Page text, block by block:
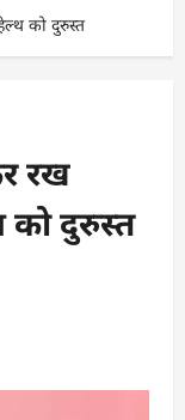
को दुरुस्त
रख
दुरुस्त